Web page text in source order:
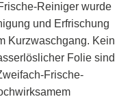
Reiniger wurde
und Erfrischung
Kurzwaschgang. Kein
Folie sind
Frische-